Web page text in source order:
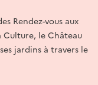
Rendez-vous aux
Culture, le Château
jardins à travers le